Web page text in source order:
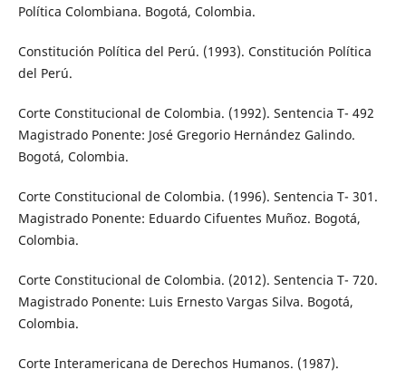
Política Colombiana. Bogotá, Colombia.
Constitución Política del Perú. (1993). Constitución Política
del Perú.
Corte Constitucional de Colombia. (1992). Sentencia T- 492
Magistrado Ponente: José Gregorio Hernández Galindo.
Bogotá, Colombia.
Corte Constitucional de Colombia. (1996). Sentencia T- 301.
Magistrado Ponente: Eduardo Cifuentes Muñoz. Bogotá,
Colombia.
Corte Constitucional de Colombia. (2012). Sentencia T- 720.
Magistrado Ponente: Luis Ernesto Vargas Silva. Bogotá,
Colombia.
Corte Interamericana de Derechos Humanos. (1987).